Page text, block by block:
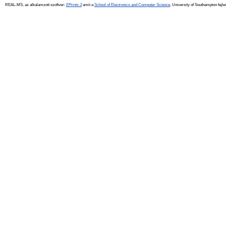
REAL-MS, az alkalamzott szoftver: EPrints 3amit a School of Electronics and Computer Science , University of Southampton